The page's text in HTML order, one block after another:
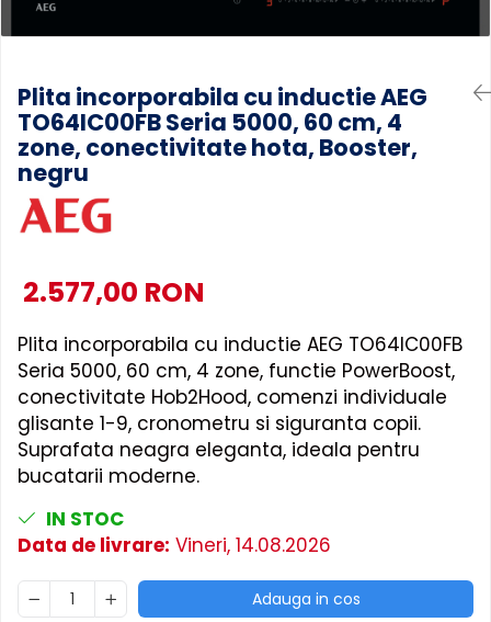
Accesorii Piese Masini Spalat
Accesorii Electrocasnice Mici
Filtre Purificatoare Aer
Accesorii Piese Aer Conditionat
Plita incorporabila cu inductie AEG
TO64IC00FB Seria 5000, 60 cm, 4
zone, conectivitate hota, Booster,
negru
2.577,00 RON
Plita incorporabila cu inductie AEG TO64IC00FB
Seria 5000, 60 cm, 4 zone, functie PowerBoost,
conectivitate Hob2Hood, comenzi individuale
glisante 1-9, cronometru si siguranta copii.
Suprafata neagra eleganta, ideala pentru
bucatarii moderne.
IN STOC
Data de livrare: Vineri, 14.08.2026
Adauga in cos